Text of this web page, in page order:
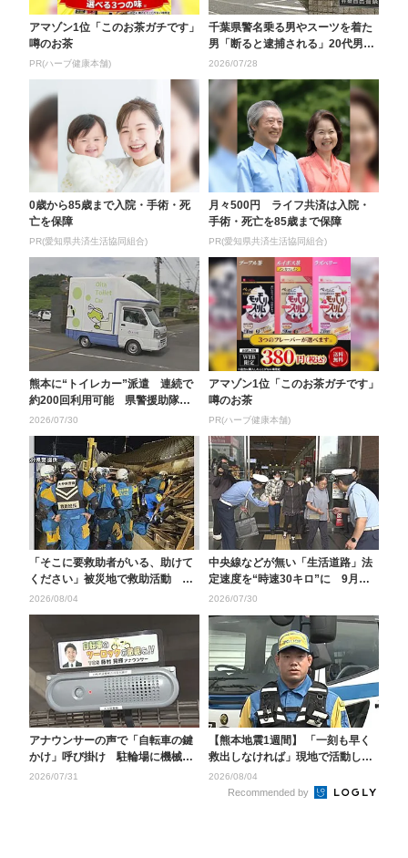
アマゾン1位「このお茶ガチです」
噂のお茶
PR(ハーブ健康本舗)
千葉県警名乗る男やスーツを着た
男「断ると逮捕される」20代男性
がニセ警察詐欺で9...
2026/07/28
0歳から85歳まで入院・手術・死
亡を保障
PR(愛知県共済生活協同組合)
月々500円 ライフ共済は入院・
手術・死亡を85歳まで保障
PR(愛知県共済生活協同組合)
熊本に“トイレカー”派遣 連続で
約200回利用可能 県警援助隊は
住人救出活動 大...
2026/07/30
アマゾン1位「このお茶ガチです」
噂のお茶
PR(ハーブ健康本舗)
「そこに要救助者がいる、助けて
ください」被災地で救助活動 警
察官が当時の状況を語...
2026/08/04
中央線などが無い「生活道路」法
定速度を“時速30キロ”に 9月か
らの引き下げを前...
2026/07/30
アナウンサーの声で「自転車の鍵
かけ」呼び掛け 駐輪場に機械設
置 警察官とテレビ局...
2026/07/31
【熊本地震1週間】 「一刻も早く
救出しなければ」現地で活動した
警察官が語る被災地...
2026/08/04
Recommended by